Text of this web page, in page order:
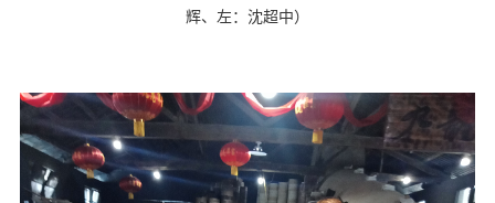
辉、左：沈超中）